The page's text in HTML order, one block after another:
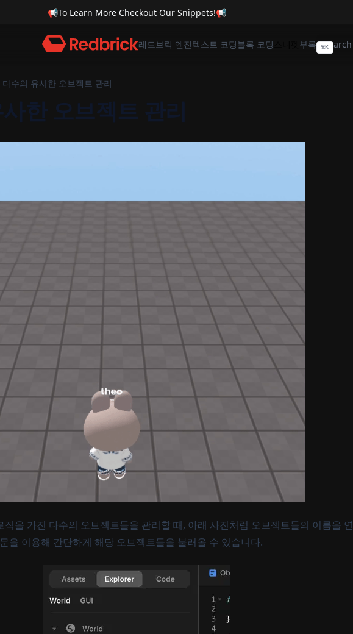
📢To Learn More Checkout Our Snippets!📢
레드브릭 엔진텍스트 코딩블록 코딩 부록 ⌘K
다수의 유사한 오브젝트 관리
한 오브젝트 관리
직을 가진 다수의 오브젝트들을 관리할 때, 아래 사진처럼 오브젝트들의 이름을 연
을 이용해 간단하게 해당 오브젝트들을 불러올 수 있습니다.